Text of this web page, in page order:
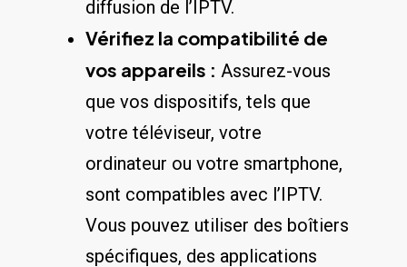
diffusion de l’IPTV.
Vérifiez la compatibilité de
vos ⁣appareils : Assurez-vous
que vos dispositifs, tels que
‍votre téléviseur, votre‍
ordinateur ou votre ⁣smartphone,
sont compatibles‍ avec l’IPTV.⁢
Vous​ pouvez⁢ utiliser des boîtiers
spécifiques, des⁣ applications